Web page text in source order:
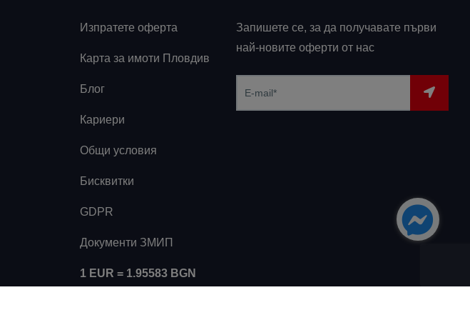
Изпратете оферта
Карта за имоти Пловдив
Блог
Кариери
Общи условия
Бисквитки
GDPR
Документи ЗМИП
1 EUR = 1.95583 BGN
Запишете се, за да получавате първи
най-новите оферти от нас